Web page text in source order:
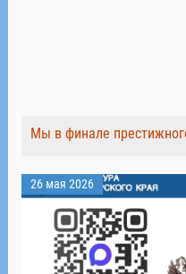
Мы в финале
26 мая 2026